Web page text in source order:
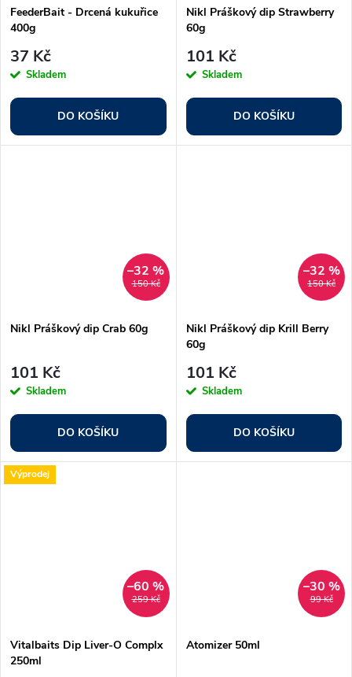
FeederBait - Drcená kukuřice
400g
37 Kč
Skladem
DO KOŠÍKU
Nikl Práškový dip Strawberry
60g
101 Kč
Skladem
DO KOŠÍKU
150 Kč
–32 %
Nikl Práškový dip Crab 60g
101 Kč
Skladem
DO KOŠÍKU
150 Kč
–32 %
Nikl Práškový dip Krill Berry
60g
101 Kč
Skladem
DO KOŠÍKU
Výprodej
259 Kč
–60 %
Vitalbaits Dip Liver-O Complx
250ml
99 Kč
–30 %
Atomizer 50ml